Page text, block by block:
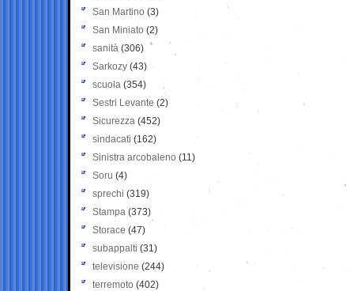
San Martino (3)
San Miniato (2)
sanità (306)
Sarkozy (43)
scuola (354)
Sestri Levante (2)
Sicurezza (452)
sindacati (162)
Sinistra arcobaleno (11)
Soru (4)
sprechi (319)
Stampa (373)
Storace (47)
subappalti (31)
televisione(244)
terremoto (402)